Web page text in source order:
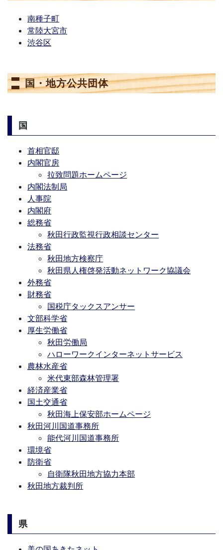
南種子町
常陸大宮市
渋谷区
国・地方公共団体
国
首相官邸
内閣官房
拉致問題ホームページ
内閣法制局
人事院
内閣府
総務省
秋田行政監視行政相談センター
法務省
秋田地方検察庁
秋田県人権啓発活動ネットワーク協議会
外務省
財務省
国税庁タックスアンサー
文部科学省
厚生労働省
秋田労働局
ハローワークインターネットサービス
農林水産省
米代東部森林管理署
経済産業省
国土交通省
秋田海上保安部ホームページ
秋田河川国道事務所
能代河川国道事務所
環境省
防衛省
自衛隊秋田地方協力本部
秋田地方裁判所
県